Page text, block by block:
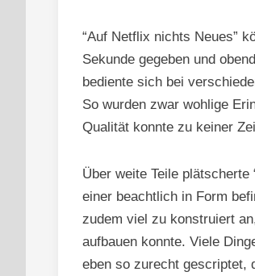
“Auf Netflix nichts Neues”
Sekunde gegeben und
bediente sich bei
So wurden zwar wohlige
Qualität konnte zu keiner
Über weite Teile
einer beachtlich in Form
zudem viel zu konstruiert
aufbauen konnte. Viele
eben so zurecht gescriptet,